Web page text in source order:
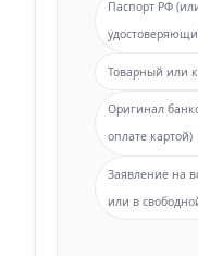
Паспорт РФ
Товарный или
Оригинал
оплате картой)
Заявление на
или в